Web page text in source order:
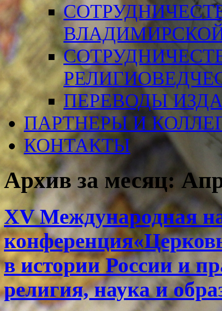
ПЕРЕВОДЫ
ПАРТНЕРЫ И
КОНТАКТЫ
Архив за месяц:
XV Международная
в истории России и
религия, наука и